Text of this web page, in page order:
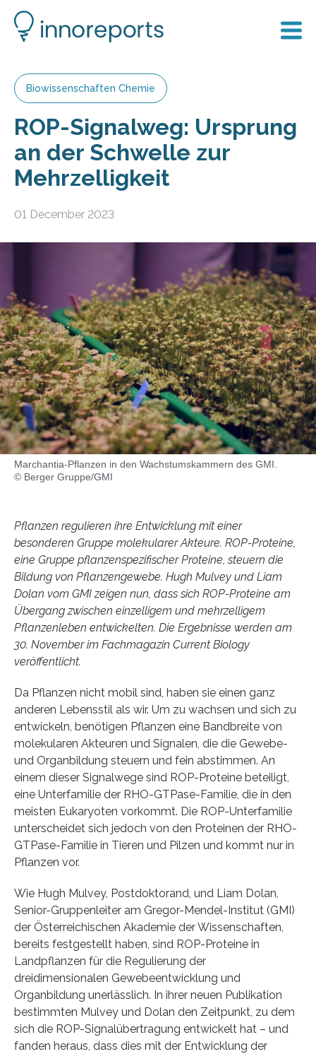
Biowissenschaften Chemie
ROP-Signalweg: Ursprung
an der Schwelle zur
Mehrzelligkeit
01 December 2023
Marchantia-Pflanzen in den Wachstumskammern des GMI.
© Berger Gruppe/GMI
Pflanzen regulieren ihre Entwicklung mit einer
besonderen Gruppe molekularer Akteure. ROP-Proteine,
eine Gruppe pflanzenspezifischer Proteine, steuern die
Bildung von Pflanzengewebe. Hugh Mulvey und Liam
Dolan vom GMI zeigen nun, dass sich ROP-Proteine am
Übergang zwischen einzelligem und mehrzelligem
Pflanzenleben entwickelten. Die Ergebnisse werden am
30. November im Fachmagazin Current Biology
veröffentlicht.
Da Pflanzen nicht mobil sind, haben sie einen ganz
anderen Lebensstil als wir. Um zu wachsen und sich zu
entwickeln, benötigen Pflanzen eine Bandbreite von
molekularen Akteuren und Signalen, die die Gewebe-
und Organbildung steuern und fein abstimmen. An
einem dieser Signalwege sind ROP-Proteine beteiligt,
eine Unterfamilie der RHO-GTPase-Familie, die in den
meisten Eukaryoten vorkommt. Die ROP-Unterfamilie
unterscheidet sich jedoch von den Proteinen der RHO-
GTPase-Familie in Tieren und Pilzen und kommt nur in
Pflanzen vor.
Wie Hugh Mulvey, Postdoktorand, und Liam Dolan,
Senior-Gruppenleiter am Gregor-Mendel-Institut (GMI)
der Österreichischen Akademie der Wissenschaften,
bereits festgestellt haben, sind ROP-Proteine in
Landpflanzen für die Regulierung der
dreidimensionalen Gewebeentwicklung und
Organbildung unerlässlich. In ihrer neuen Publikation
bestimmten Mulvey und Dolan den Zeitpunkt, zu dem
sich die ROP-Signalübertragung entwickelt hat – und
fanden heraus, dass dies mit der Entwicklung der